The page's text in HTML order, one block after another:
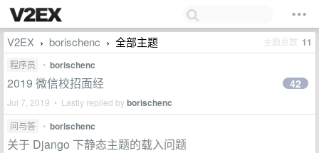
V2EX › borischenc › 全部主题 主题总数 11
程序员 • borischenc
2019 微信校招面经
Jul 7, 2019 • Lastly replied byborischenc
42
问与答 • borischenc
关于 Django 下静态主题的载入问题